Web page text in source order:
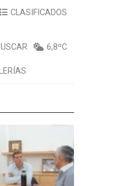
CLASIFICADOS
6,8ºC